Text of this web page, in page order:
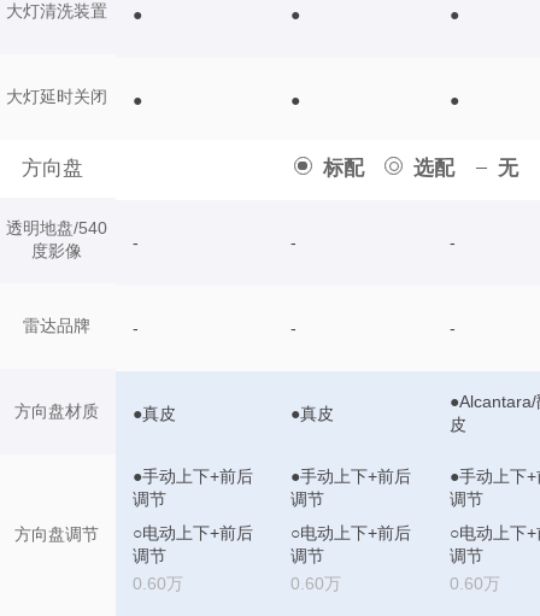
大灯清洗装置
大灯延时关闭
方向盘 标配 选配 无
透明地盘/540
度影像
雷达品牌
方向盘材质
方向盘调节
● ● ●
● ● ●
- - -
- - -
●真皮 ●真皮
●Alcantara/
皮
●手动上下+前后
调节
○电动上下+前后
调节
0.60万
●手动上下+前后
调节
○电动上下+前后
调节
0.60万
●手动上下
调节
○电动上下
调节
0.60万